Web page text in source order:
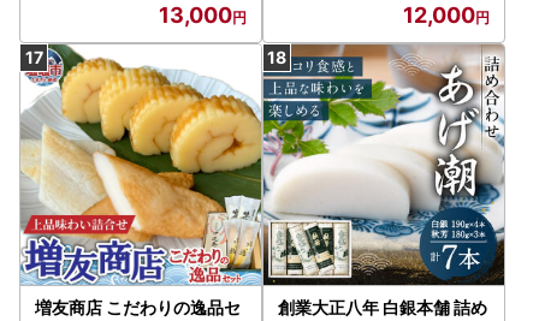
13,000 12,000
増友商店 こだわりの逸品セ
創業大正八年 白銀本舗 詰め